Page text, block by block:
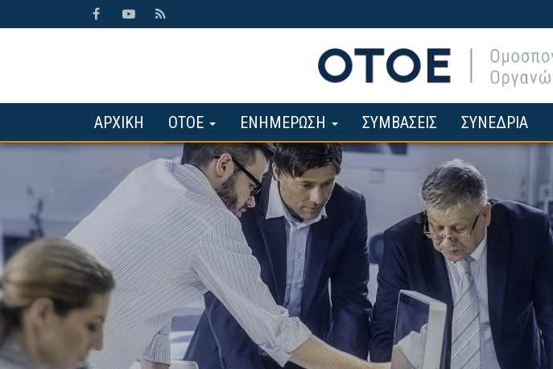
ΑΡΧΙΚΗ ΟΤΟΕ ΕΝΗΜΕΡΩΣΗ ΣΥΜΒΑΣΕΙΣ ΣΥΝΕΔΡΙΑ